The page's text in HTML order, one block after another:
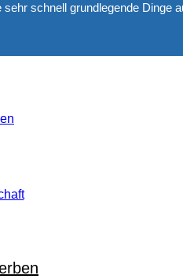
schnell grundlegende Dinge